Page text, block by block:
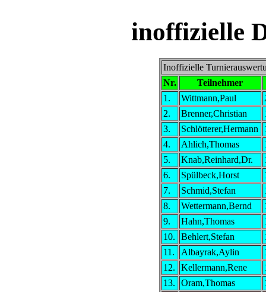
inoffizielle
Inoffizielle
Nr.
Teilnehmer
1.
Wittmann,Paul
2.
Brenner,Christian
3.
Schlötterer,Hermann
4.
Ahlich,Thomas
5.
Knab,Reinhard,Dr.
6.
Spülbeck,Horst
7.
Schmid,Stefan
8.
Wettermann,Bernd
9.
Hahn,Thomas
10.
Behlert,Stefan
11.
Albayrak,Aylin
12.
Kellermann,Rene
13.
Oram,Thomas